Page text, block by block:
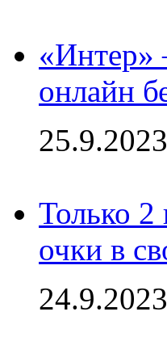
«Интер»
онлайн
Только
очки в